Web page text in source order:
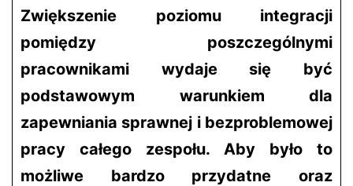
Zwiększenie poziomu integracji
pomiędzy poszczególnymi
pracownikami wydaje się być
podstawowym warunkiem dla
zapewniania sprawnej i bezproblemowej
pracy całego zespołu. Aby było to
możliwe bardzo przydatne oraz